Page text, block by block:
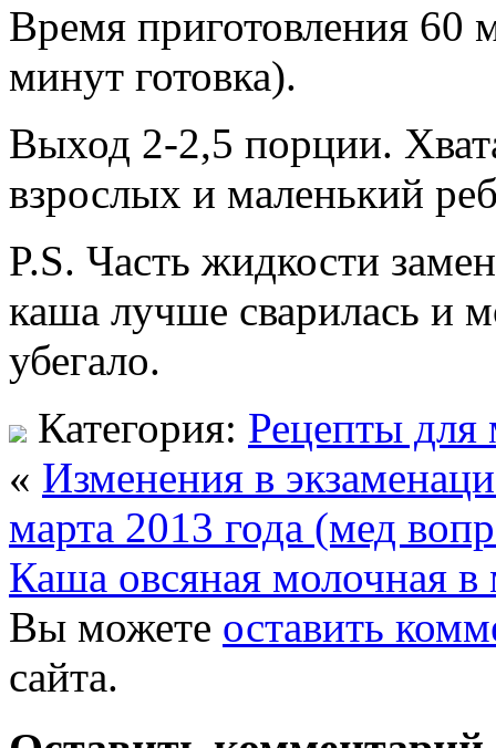
Время приготовления 60
минут готовка).
Выход 2-2,5 порции.
взрослых и маленький
P.S. Часть жидкости
каша лучше сварилась и
убегало.
Категория: Рецепты для
« Изменения в
марта 2013 года (мед
Каша овсяная молочная в
Вы можете оставить
сайта.